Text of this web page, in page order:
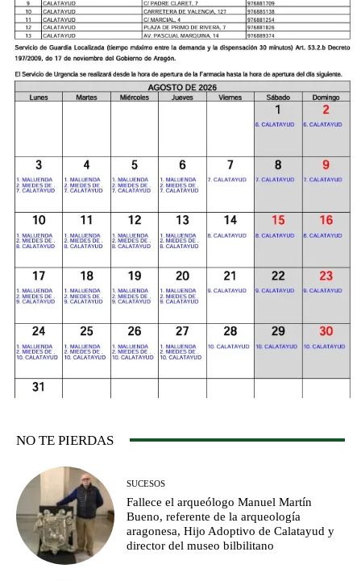
NO TE PIERDAS
SUCESOS
Fallece el arqueólogo Manuel Martín
Bueno, referente de la arqueología
aragonesa, Hijo Adoptivo de Calatayud y
director del museo bilbilitano